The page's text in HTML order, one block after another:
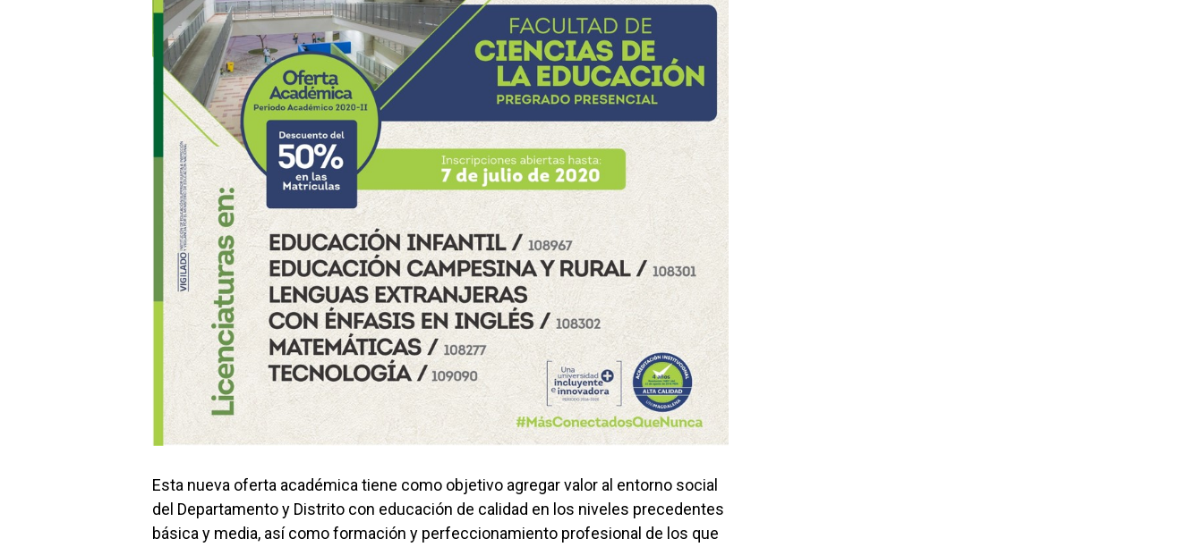
Esta nueva oferta académica tiene como objetivo agregar valor al entorno social
del Departamento y Distrito con educación de calidad en los niveles precedentes
básica y media, así como formación y perfeccionamiento profesional de los que